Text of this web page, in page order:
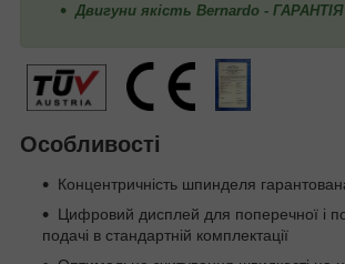
Двигуни якість Bernardo -
Особливості
Концентричність шпинделя
Цифровий дисплей для поперечної і
подачі в стандартній комплектації